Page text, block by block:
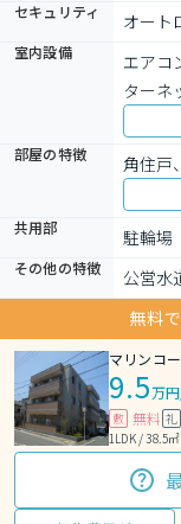
セキュリティ オート
室内設備
エアコ
ターネ
部屋の特徴
角住戸
共用部
駐輪場
その他の特徴
公営水
無料
マリンコ
9.5万円
敷 無料 礼
1LDK / 38.5